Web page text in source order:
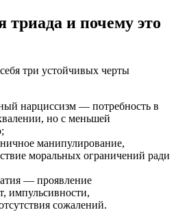
триада и почему это
три устойчивых черты
нарциссизм — потребность в
но с меньшей
манипулирование,
моральных ограничений ради
— проявление
импульсивности,
сожалений.